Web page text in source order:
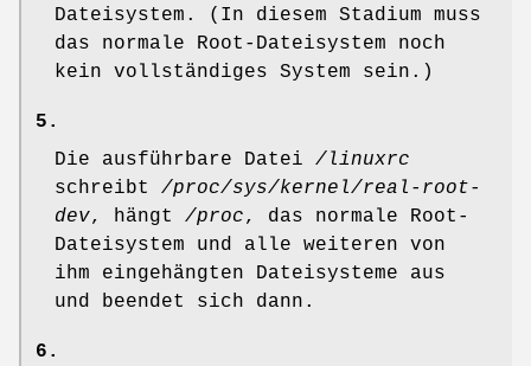
Dateisystem. (In diesem Stadium muss
das normale Root-Dateisystem noch
kein vollständiges System sein.)
5.
Die ausführbare Datei /linuxrc
schreibt /proc/sys/kernel/real-root-
dev, hängt /proc, das normale Root-
Dateisystem und alle weiteren von
ihm eingehängten Dateisysteme aus
und beendet sich dann.
6.